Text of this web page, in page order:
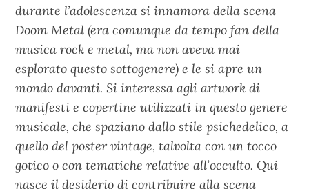
durante l’adolescenza si innamora della scena
Doom Metal (era comunque da tempo fan della
musica rock e metal, ma non aveva mai
esplorato questo sottogenere) e le si apre un
mondo davanti. Si interessa agli artwork di
manifesti e copertine utilizzati in questo genere
musicale, che spaziano dallo stile psichedelico, a
quello del poster vintage, talvolta con un tocco
gotico o con tematiche relative all’occulto. Qui
nasce il desiderio di contribuire alla scena